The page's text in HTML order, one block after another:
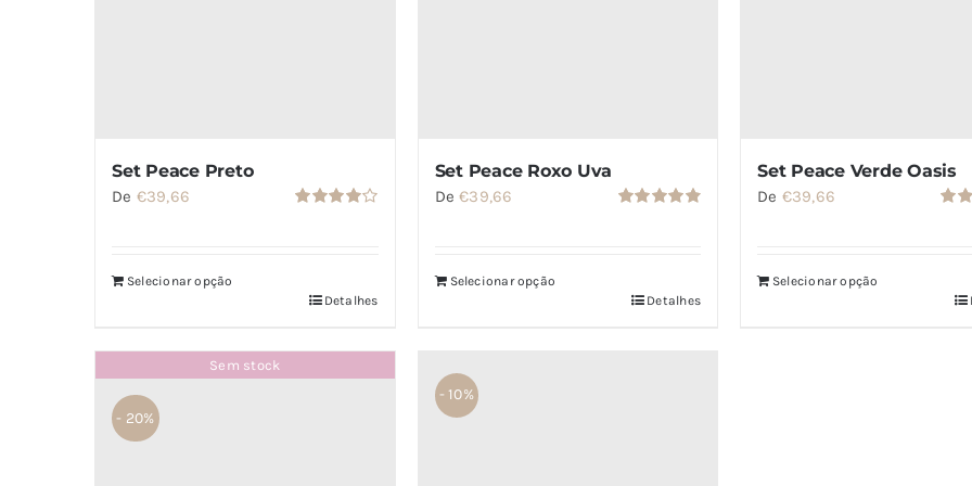
Set Peace Preto
De €39,66
Selecionar opção
Detalhes
Set Peace Roxo Uva
De €39,66
Selecionar opção
Detalhes
Set Peace Verde Oasis
De €39,66
Selecionar opção
Sem stock
- 20%
- 10%